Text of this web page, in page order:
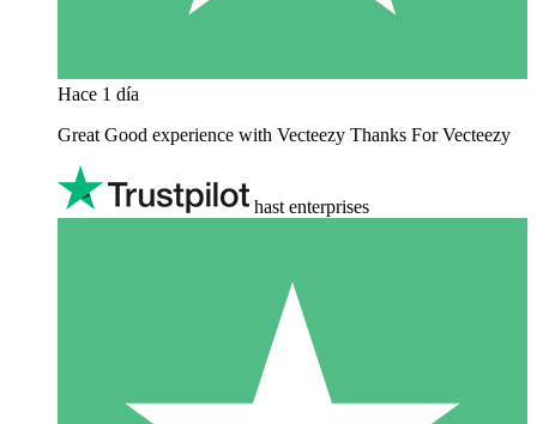
Hace 1 día
Great Good experience with Vecteezy Thanks For Vecteezy
hast enterprises